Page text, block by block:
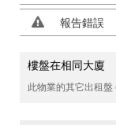
報告錯誤
樓盤在相同大廈
此物業的其它出租盤